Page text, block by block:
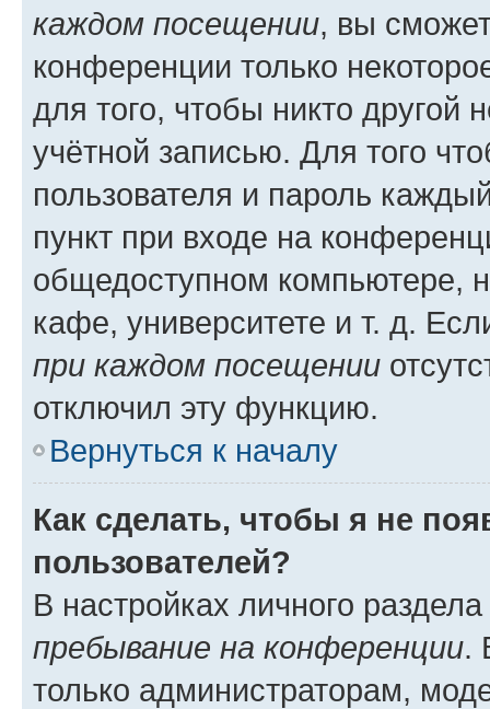
каждом посещении, вы
конференции только
для того, чтобы никто другой
учётной записью. Для того
пользователя и пароль
пункт при входе на
общедоступном компьютере,
кафе, университете и т. д.
при каждом посещении
отключил эту функцию.
Вернуться к началу
Как сделать, чтобы я не
пользователей?
В настройках личного
пребывание на конференции.
только администраторам,